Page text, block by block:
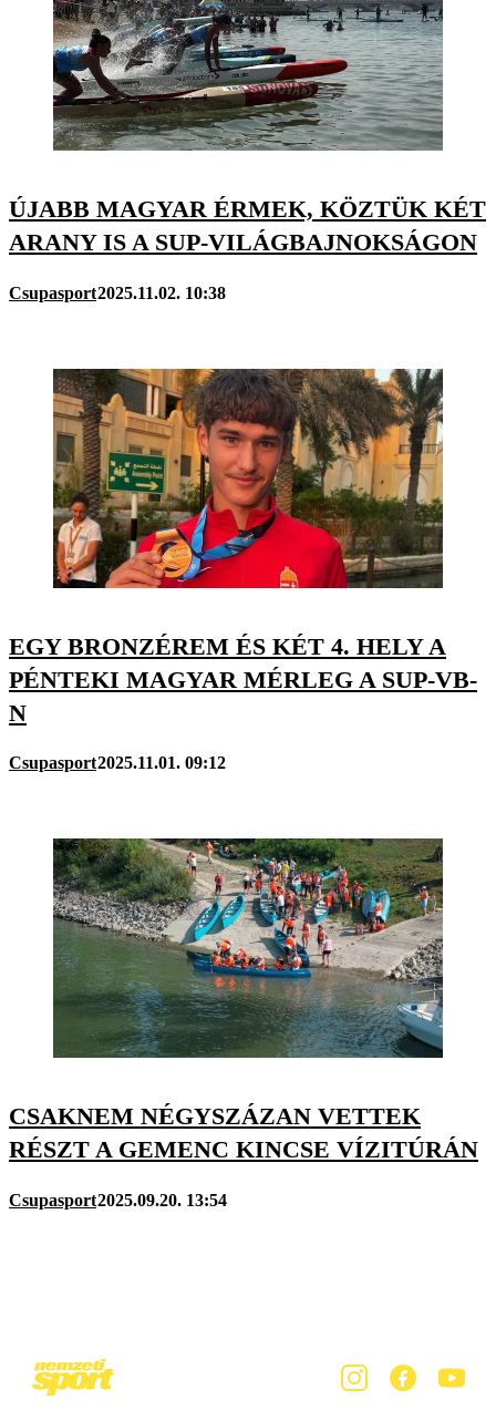
ÚJABB MAGYAR ÉRMEK, KÖZTÜK KÉT
ARANY IS A SUP-VILÁGBAJNOKSÁGON
Csupasport2025.11.02. 10:38
EGY BRONZÉREM ÉS KÉT 4. HELY A
PÉNTEKI MAGYAR MÉRLEG A SUP-VB-
N
Csupasport2025.11.01. 09:12
CSAKNEM NÉGYSZÁZAN VETTEK
RÉSZT A GEMENC KINCSE VÍZITÚRÁN
Csupasport2025.09.20. 13:54